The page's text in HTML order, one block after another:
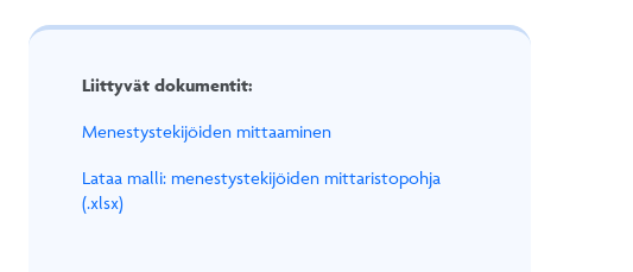
Liittyvät dokumentit:
Menestystekijöiden mittaaminen
Lataa malli: menestystekijöiden mittaristopohja
(.xlsx)